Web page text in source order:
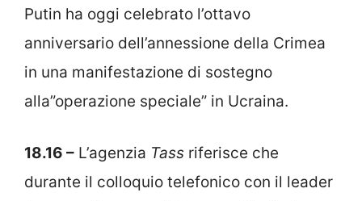
Putin ha oggi celebrato l’ottavo
anniversario dell’annessione della Crimea
in una manifestazione di sostegno
alla”operazione speciale” in Ucraina.
18.16 – L’agenzia Tass riferisce che
durante il colloquio telefonico con il leader